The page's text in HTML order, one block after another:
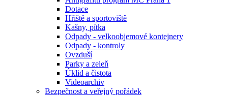
Dotace
Hřiště a sportoviště
Kašny, pítka
Odpady - velkoobjemové kontejnery
Odpady - kontroly
Ovzduší
Parky a zeleň
Úklid a čistota
Videoarchiv
Bezpečnost a veřejný pořádek